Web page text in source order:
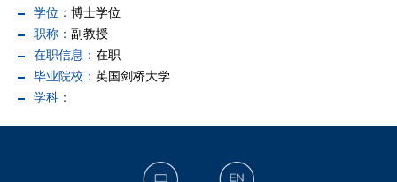
学位： 博士学位
职称： 副教授
在职信息： 在职
毕业院校： 英国剑桥大学
学科：